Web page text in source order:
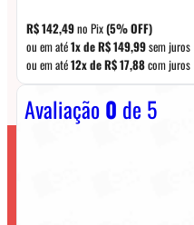
R$142,49no Pix(5% OFF)
ou em até1x deR$149,99sem juros
ou em até12x deR$17,88com juros
Avaliação0 de 5